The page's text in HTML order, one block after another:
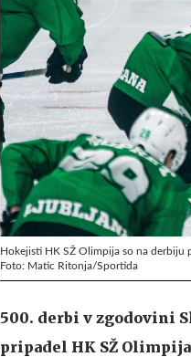
Hokejisti HK SŽ Olimpija so na derbiju
Foto: Matic Ritonja/Sportida
500. derbi v zgodovini
pripadel HK SŽ